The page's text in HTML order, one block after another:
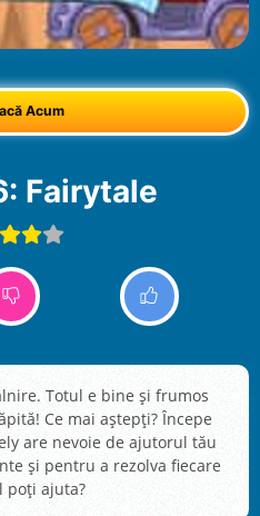
Acum
Fairytale
Totul e bine și frumos
Ce mai aștepți? Începe
are nevoie de ajutorul tău
și pentru a rezolva fiecare
poți ajuta?